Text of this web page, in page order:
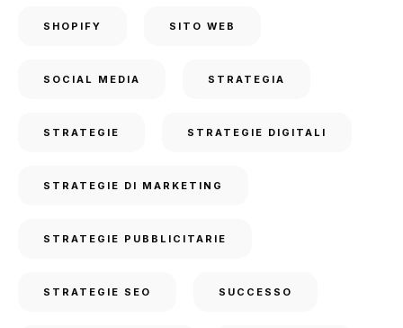
SHOPIFY SITO WEB
SOCIAL MEDIA STRATEGIA
STRATEGIE STRATEGIE DIGITALI
STRATEGIE DI MARKETING
STRATEGIE PUBBLICITARIE
STRATEGIE SEO SUCCESSO